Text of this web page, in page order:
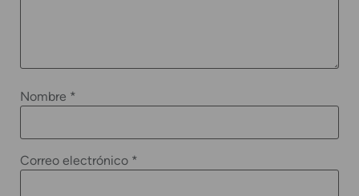
Nombre *
Correo electrónico *